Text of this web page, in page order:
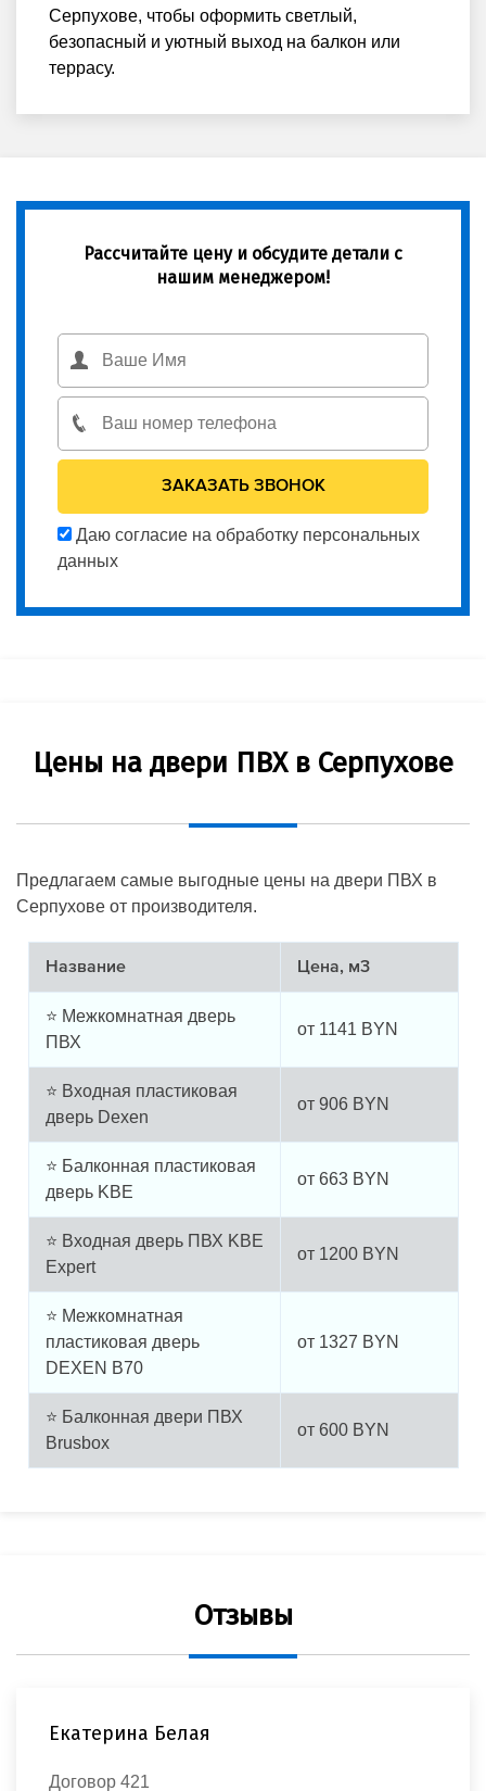
Серпухове, чтобы оформить светлый,
безопасный и уютный выход на балкон или
террасу.
Рассчитайте цену и обсудите детали с
нашим менеджером!
Даю согласие на обработку персональных
данных
Цены на двери ПВХ в Серпухове
Предлагаем самые выгодные цены на двери ПВХ в
Серпухове от производителя.
Название Цена, м3
⭐ Межкомнатная дверь
ПВХ
от 1141 BYN
⭐ Входная пластиковая
дверь Dexen
от 906 BYN
⭐ Балконная пластиковая
дверь KBE
от 663 BYN
⭐ Входная дверь ПВХ KBE
Expert
от 1200 BYN
⭐ Межкомнатная
пластиковая дверь
DEXEN B70
от 1327 BYN
⭐ Балконная двери ПВХ
Brusbox
от 600 BYN
Отзывы
Екатерина Белая
Договор 421